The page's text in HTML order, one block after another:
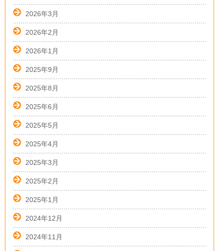
2026年3月
2026年2月
2026年1月
2025年9月
2025年8月
2025年6月
2025年5月
2025年4月
2025年3月
2025年2月
2025年1月
2024年12月
2024年11月